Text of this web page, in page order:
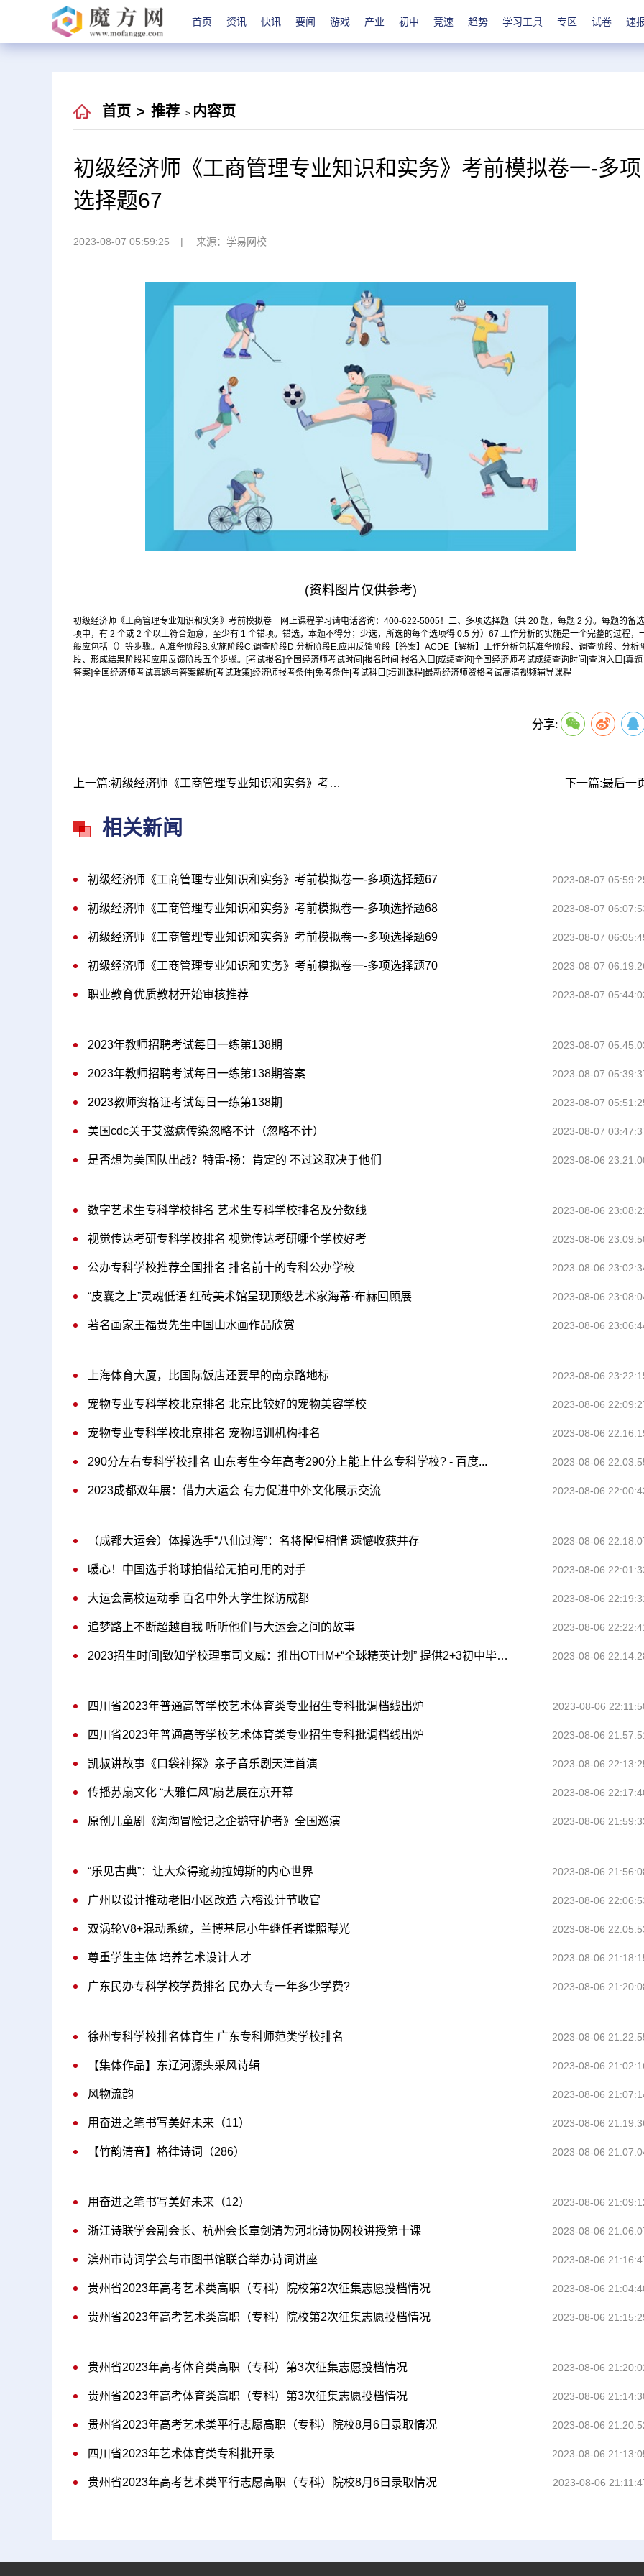
首页 资讯 快讯 要闻 游戏 产业 初中 竞速 趋势 学习工具 专区 试卷 速
首页 > 推荐 > 内容页
初级经济师《工商管理专业知识和实务》考前模拟卷一-多项
选择题67
2023-08-07 05:59:25 来源：学易网校
(资料图片仅供参考)
初级经济师《工商管理专业知识和实务》考前模拟卷一网上课程学习请电话咨询：400-622-5005！二、多项选择题（共 20 题，每题 2 分。每题的备选
项中，有 2 个或 2 个以上符合题意，至少有 1 个错项。错选，本题不得分；少选，所选的每个选项得 0.5 分）67.工作分析的实施是一个完整的过程，
般应包括（）等步骤。A.准备阶段B.实施阶段C.调查阶段D.分析阶段E.应用反馈阶段【答案】ACDE【解析】工作分析包括准备阶段、调查阶段、分析
段、形成结果阶段和应用反馈阶段五个步骤。[考试报名]全国经济师考试时间|报名时间|报名入口[成绩查询]全国经济师考试成绩查询时间|查询入口[真题
答案]全国经济师考试真题与答案解析[考试政策]经济师报考条件|免考条件|考试科目[培训课程]最新经济师资格考试高清视频辅导课程
分享:
上一篇:初级经济师《工商管理专业知识和实务》考前模拟卷一-多项选择题68 下一篇:最后一
相关新闻
初级经济师《工商管理专业知识和实务》考前模拟卷一-多项选择题67 2023-08-07
初级经济师《工商管理专业知识和实务》考前模拟卷一-多项选择题68 2023-08-07
初级经济师《工商管理专业知识和实务》考前模拟卷一-多项选择题69 2023-08-07
初级经济师《工商管理专业知识和实务》考前模拟卷一-多项选择题70 2023-08-07
职业教育优质教材开始审核推荐 2023-08-07
2023年教师招聘考试每日一练第138期 2023-08-07
2023年教师招聘考试每日一练第138期答案 2023-08-07
2023教师资格证考试每日一练第138期 2023-08-07
美国cdc关于艾滋病传染忽略不计（忽略不计） 2023-08-07
是否想为美国队出战？特雷-杨：肯定的 不过这取决于他们 2023-08-06
数字艺术生专科学校排名 艺术生专科学校排名及分数线 2023-08-06
视觉传达考研专科学校排名 视觉传达考研哪个学校好考 2023-08-06
公办专科学校推荐全国排名 排名前十的专科公办学校 2023-08-06
“皮囊之上”灵魂低语 红砖美术馆呈现顶级艺术家海蒂·布赫回顾展 2023-08-06
著名画家王福贵先生中国山水画作品欣赏 2023-08-06
上海体育大厦，比国际饭店还要早的南京路地标 2023-08-06
宠物专业专科学校北京排名 北京比较好的宠物美容学校 2023-08-06
宠物专业专科学校北京排名 宠物培训机构排名 2023-08-06
290分左右专科学校排名 山东考生今年高考290分上能上什么专科学校? - 百度... 2023-08-06
2023成都双年展：借力大运会 有力促进中外文化展示交流 2023-08-06
（成都大运会）体操选手“八仙过海”：名将惺惺相惜 遗憾收获并存 2023-08-06
暖心！中国选手将球拍借给无拍可用的对手 2023-08-06
大运会高校运动季 百名中外大学生探访成都 2023-08-06
追梦路上不断超越自我 听听他们与大运会之间的故事 2023-08-06
2023招生时间|致知学校理事司文威：推出OTHM+“全球精英计划” 提供2+3初中毕业直通海外本科升学通道 2023-08-06
四川省2023年普通高等学校艺术体育类专业招生专科批调档线出炉 2023-08-06
四川省2023年普通高等学校艺术体育类专业招生专科批调档线出炉 2023-08-06
凯叔讲故事《口袋神探》亲子音乐剧天津首演 2023-08-06
传播苏扇文化 “大雅仁风”扇艺展在京开幕 2023-08-06
原创儿童剧《淘淘冒险记之企鹅守护者》全国巡演 2023-08-06
“乐见古典”：让大众得窥勃拉姆斯的内心世界 2023-08-06
广州以设计推动老旧小区改造 六榕设计节收官 2023-08-06
双涡轮V8+混动系统，兰博基尼小牛继任者谍照曝光 2023-08-06
尊重学生主体 培养艺术设计人才 2023-08-06
广东民办专科学校学费排名 民办大专一年多少学费? 2023-08-06
徐州专科学校排名体育生 广东专科师范类学校排名 2023-08-06
【集体作品】东辽河源头采风诗辑 2023-08-06
风物流韵 2023-08-06
用奋进之笔书写美好未来（11） 2023-08-06
【竹韵清音】格律诗词（286） 2023-08-06
用奋进之笔书写美好未来（12） 2023-08-06
浙江诗联学会副会长、杭州会长章剑清为河北诗协网校讲授第十课‍ 2023-08-06
滨州市诗词学会与市图书馆联合举办诗词讲座 2023-08-06
贵州省2023年高考艺术类高职（专科）院校第2次征集志愿投档情况 2023-08-06
贵州省2023年高考艺术类高职（专科）院校第2次征集志愿投档情况 2023-08-06
贵州省2023年高考体育类高职（专科）第3次征集志愿投档情况 2023-08-06
贵州省2023年高考体育类高职（专科）第3次征集志愿投档情况 2023-08-06
贵州省2023年高考艺术类平行志愿高职（专科）院校8月6日录取情况 2023-08-06
四川省2023年艺术体育类专科批开录 2023-08-06
贵州省2023年高考艺术类平行志愿高职（专科）院校8月6日录取情况 2023-08-06